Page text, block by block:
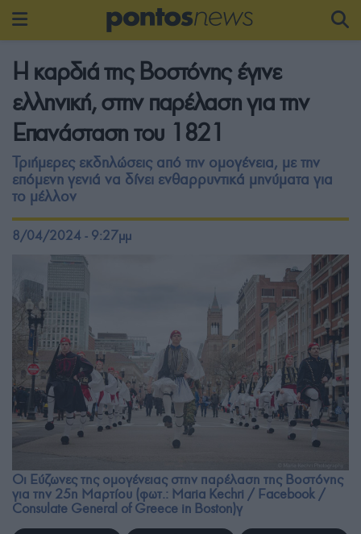
Η καρδιά της Βοστόνης έγινε
ελληνική, στην παρέλαση για την
Επανάσταση του 1821
Τριήμερες εκδηλώσεις από την ομογένεια, με την
επόμενη γενιά να δίνει ενθαρρυντικά μηνύματα για
το μέλλον
8/04/2024 - 9:27μμ
Οι Εύζωνες της ομογένειας στην παρέλαση της Βοστόνης
για την 25η Μαρτίου (φωτ.: Maria Kechri / Facebook /
Consulate General of Greece in Boston)γ